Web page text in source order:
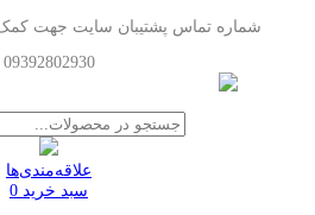
شماره تماس پشتیبان سایت جهت کمک
09392802930
علاقه‌مندی‌ها
سبد خرید 0